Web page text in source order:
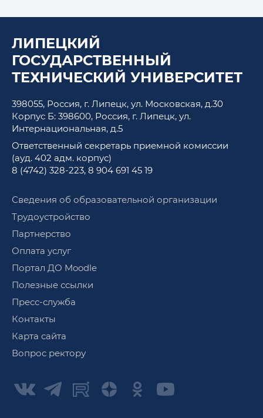
ЛИПЕЦКИЙ
ГОСУДАРСТВЕННЫЙ
ТЕХНИЧЕСКИЙ УНИВЕРСИТЕТ
398055, Россия, г. Липецк, ул. Московская, д.30
Корпус Б: 398600, Россия, г. Липецк, ул.
Интернациональная, д.5
Ответственный секретарь приемной комиссии
(ауд. 402 адм. корпус)
8 (4742) 328-223, 8 904 691 45 19
Сведения об образовательной организации
Трудоустройство
Партнерство
Оплата услуг
Портал ДО Moodle
Полезные ссылки
Пресс-служба
Контакты
Карта сайта
Вопрос ректору